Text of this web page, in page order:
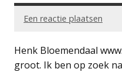
Een reactie plaatsen
Henk Bloemendaal
groot. Ik ben op zoek